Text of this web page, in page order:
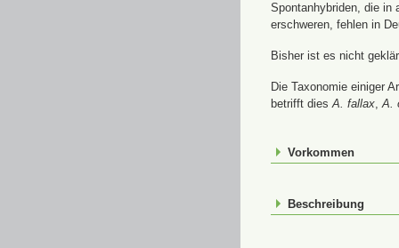
Spontanhybriden, die in
erschweren, fehlen in
Bisher ist es nicht
Die Taxonomie einiger
betrifft diesA. fallax,A.
Vorkommen
Beschreibung